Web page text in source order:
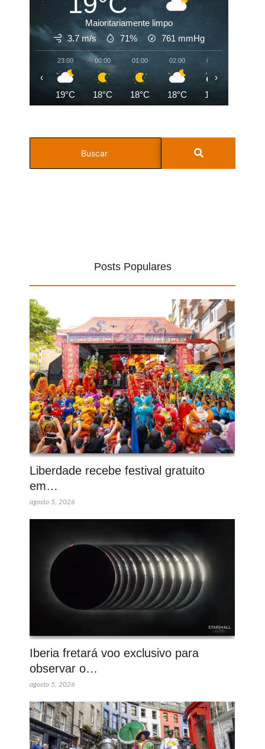
Maioritariamente limpo
3.7 m/s
71% 761 mmHg
23:00
19°C
00:00
18°C
01:00
18°C
02:00
18°C
03:00
18°C
‹ ›
Posts Populares
Liberdade recebe festival gratuito
em…
agosto 5, 2026
Iberia fretará voo exclusivo para
observar o…
agosto 5, 2026